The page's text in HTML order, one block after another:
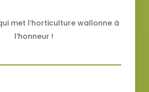
met l’horticulture wallonne à
l’honneur !